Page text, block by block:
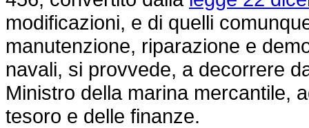
modificazioni, e di quelli
manutenzione, riparazione e
navali, si provvede, a decorrere
Ministro della marina mercantile,
tesoro e delle finanze.